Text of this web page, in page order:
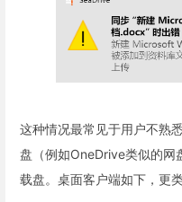
这种情况最常见于用户不熟
盘（例如OneDrive类似的网
载盘。桌面客户端如下，更